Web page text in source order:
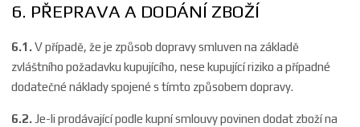
6. PŘEPRAVA A DODÁNÍ ZBOŽÍ
6.1.V případě, že je způsob dopravy smluven na základě
zvláštního požadavku kupujícího, nese kupující riziko a případné
dodatečné náklady spojené s tímto způsobem dopravy.
6.2. Je-li prodávající podle kupní smlouvy povinen dodat zboží na